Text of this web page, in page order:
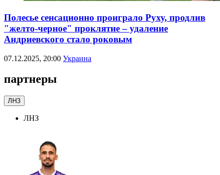
Полесье сенсационно проиграло Руху, продлив
"желто-черное" проклятие – удаление
Андриевского стало роковым
07.12.2025, 20:00 Украина
партнеры
ЛНЗ
ЛНЗ